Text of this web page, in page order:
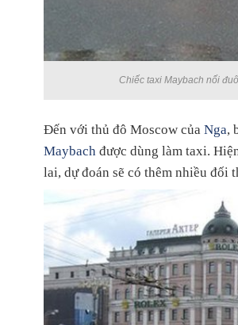
Chiếc taxi Maybach nối
Đến với thủ đô Moscow của Nga,
Maybach được dùng làm taxi.
lai, dự đoán sẽ có thêm nhiều đối